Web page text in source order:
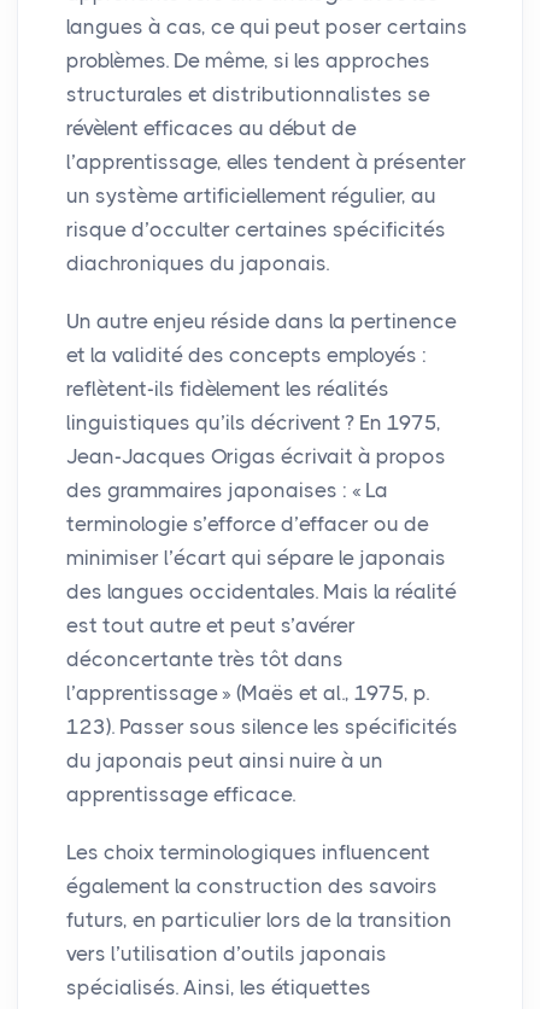
langues à cas, ce qui peut poser certains
problèmes. De même, si les approches
structurales et distributionnalistes se
révèlent efficaces au début de
l’apprentissage, elles tendent à présenter
un système artificiellement régulier, au
risque d’occulter certaines spécificités
diachroniques du japonais.
Un autre enjeu réside dans la pertinence
et la validité des concepts employés :
reflètent-ils fidèlement les réalités
linguistiques qu’ils décrivent ? En 1975,
Jean-Jacques Origas écrivait à propos
des grammaires japonaises : « La
terminologie s’efforce d’effacer ou de
minimiser l’écart qui sépare le japonais
des langues occidentales. Mais la réalité
est tout autre et peut s’avérer
déconcertante très tôt dans
l’apprentissage » (Maës et al., 1975, p.
123). Passer sous silence les spécificités
du japonais peut ainsi nuire à un
apprentissage efficace.
Les choix terminologiques influencent
également la construction des savoirs
futurs, en particulier lors de la transition
vers l’utilisation d’outils japonais
spécialisés. Ainsi, les étiquettes